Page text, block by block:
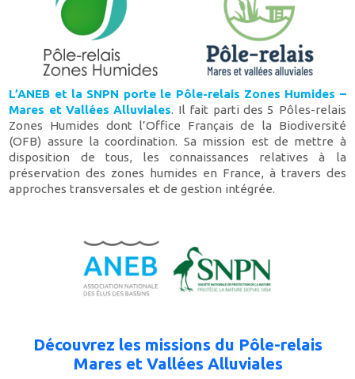
L’ANEB et la SNPN porte le Pôle-relais Zones Humides –
Mares et Vallées Alluviales. Il fait parti des 5 Pôles-relais
Zones Humides dont l’Office Français de la Biodiversité
(OFB) assure la coordination. Sa mission est de mettre à
disposition de tous, les connaissances relatives à la
préservation des zones humides en France, à travers des
approches transversales et de gestion intégrée.
Découvrez les missions du Pôle-relais
Mares et Vallées Alluviales